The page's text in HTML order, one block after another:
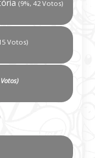
(9%, 42 Votos)
Votos)